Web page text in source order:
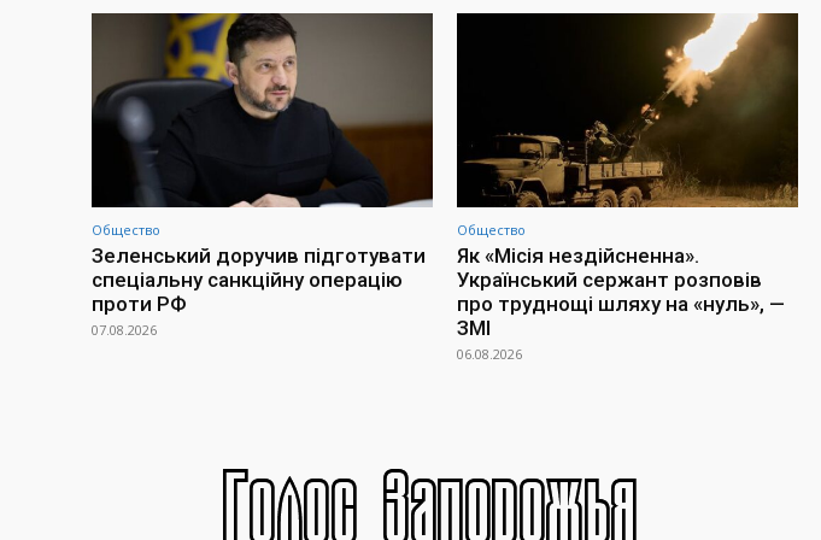
Общество
Зеленський доручив підготувати
спеціальну санкційну операцію
проти РФ
07.08.2026
Общество
Як «Місія нездійсненна».
Український сержант розповів
про труднощі шляху на «нуль», —
ЗМІ
06.08.2026